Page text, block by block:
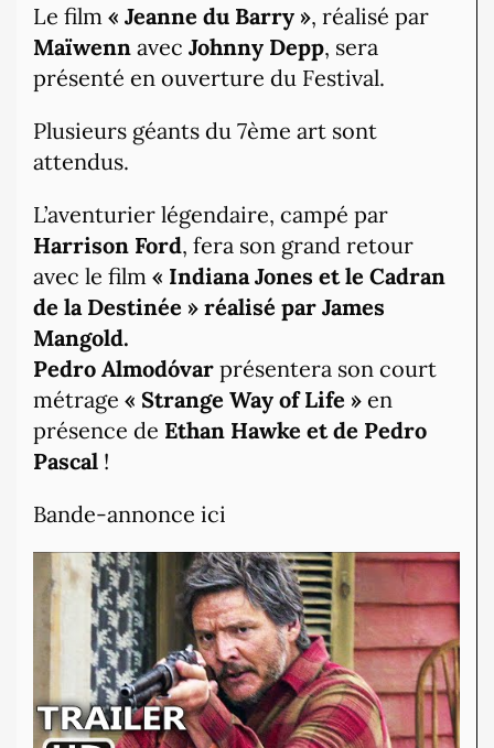
Le film « Jeanne du Barry », réalisé par
Maïwenn avec Johnny Depp, sera
présenté en ouverture du Festival.
Plusieurs géants du 7ème art sont
attendus.
L’aventurier légendaire, campé par
Harrison Ford, fera son grand retour
avec le film « Indiana Jones et le Cadran
de la Destinée » réalisé par James
Mangold.
Pedro Almodóvar présentera son court
métrage « Strange Way of Life » en
présence de Ethan Hawke et de Pedro
Pascal !
Bande-annonce ici